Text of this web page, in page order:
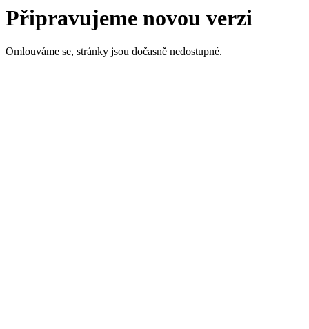
Připravujeme novou verzi
Omlouváme se, stránky jsou dočasně nedostupné.